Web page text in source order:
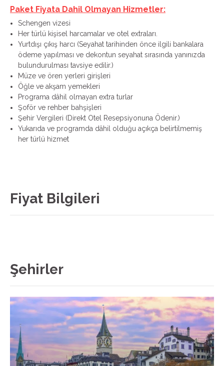
Paket Fiyata Dahil Olmayan Hizmetler:
Schengen vizesi
Her türlü kişisel harcamalar ve otel extraları.
Yurtdışı çıkış harcı (Seyahat tarihinden önce ilgili bankalara
ödeme yapılması ve dekontun seyahat sırasında yanınızda
bulundurulması tavsiye edilir.)
Müze ve ören yerleri girişleri
Öğle ve akşam yemekleri
Programa dâhil olmayan extra turlar
Şoför ve rehber bahşişleri
Şehir Vergileri (Direkt Otel Resepsiyonuna Ödenir.)
Yukarıda ve programda dâhil olduğu açıkça belirtilmemiş
her türlü hizmet
Fiyat Bilgileri
Şehirler